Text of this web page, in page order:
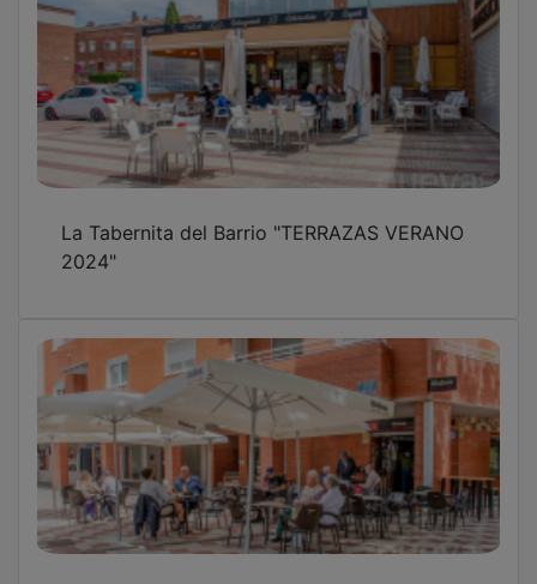
La Tabernita del Barrio "TERRAZAS VERANO
2024"